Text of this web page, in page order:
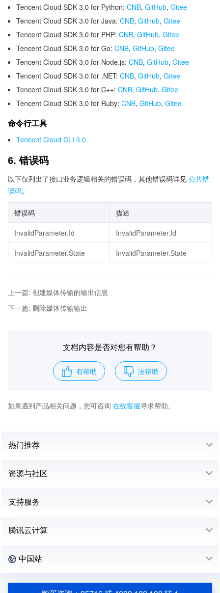
Tencent Cloud SDK 3.0 for Python: CNB, GitHub, Gitee
Tencent Cloud SDK 3.0 for Java: CNB, GitHub, Gitee
Tencent Cloud SDK 3.0 for PHP: CNB, GitHub, Gitee
Tencent Cloud SDK 3.0 for Go: CNB, GitHub, Gitee
Tencent Cloud SDK 3.0 for Node.js: CNB, GitHub, Gitee
Tencent Cloud SDK 3.0 for .NET: CNB, GitHub, Gitee
Tencent Cloud SDK 3.0 for C++: CNB, GitHub, Gitee
Tencent Cloud SDK 3.0 for Ruby: CNB, GitHub, Gitee
命令行工具
Tencent Cloud CLI 3.0
6. 错误码
以下仅列出了接口业务逻辑相关的错误码，其他错误码详见 公共错
误码。
错误码 描述
InvalidParameter.Id InvalidParameter.Id
InvalidParameter.State InvalidParameter.State
上一篇: 创建媒体传输的输出信息
下一篇: 删除媒体传输输出
文档内容是否对您有帮助？
有帮助 没帮助
如果遇到产品相关问题，您可咨询 在线客服寻求帮助。
热门推荐
资源与社区
支持服务
腾讯云计算
中国站